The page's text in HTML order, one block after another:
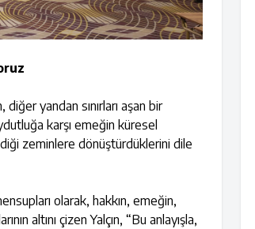
yandan sınırları aşan bir
karşı emeğin küresel
zeminlere dönüştürdüklerini dile
olarak, hakkın, emeğin,
altını çizen Yalçın, “Bu anlayışla,